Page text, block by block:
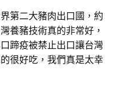
第二大豬肉出口國，約
養豬技術真的非常好，
蹄疫被禁止出口讓台灣
很好吃，我們真是太幸